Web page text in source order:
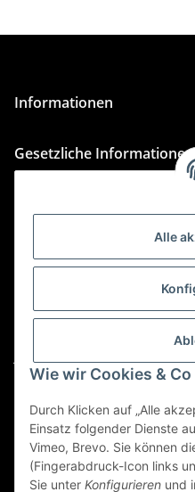
Alle
Wie wir Cookies &
Durch Klicken auf „Alle
Einsatz folgender Dienste
Vimeo, Brevo. Sie können
(Fingerabdruck-Icon links
Sie unter Konfigurieren und
Informationen
Gesetzliche Informationen
Für Custom Anfragen
custom@htr-shop.com
Für Trikot-Anfragen und
teamwear@htr-shop.com
Für Reklamationen und
reklamation@htr-